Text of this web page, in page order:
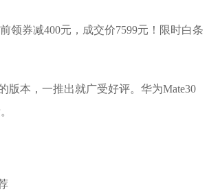
领券减400元，成交价7599元！限时白条
版本，一推出就广受好评。华为Mate30